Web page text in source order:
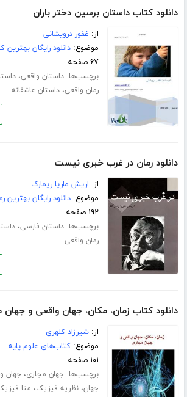
دانلود کتاب داستان برسین دختر باران
از: غفور درویشانی
موضوع:دانلود رایگان
۶۷ صفحه
برچسب‌ها:داستان واقعی،
رمان واقعی،داستان عاشقانه
دانلود رمان در غرب خبری نیست
از: اریش ماریا ریمارک
موضوع:دانلود رایگان بهترین
۱۹۲ صفحه
برچسب‌ها:داستان فارسی،
رمان واقعی
دانلود کتاب زمان، مکان، جهان واقعی و جهان
از:شیرزاد کلهری
موضوع:کتاب‌های علوم پایه
۱۰۱ صفحه
برچسب‌ها: جهان مجازی، جهان
جهان،نظریه فیزیک، متا